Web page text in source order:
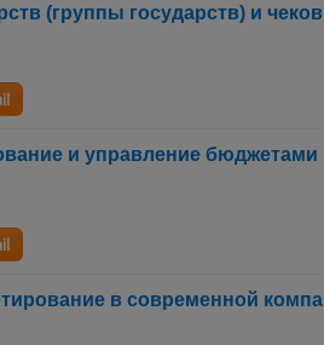
(группы государств) и чеков
и управление бюджетами
в современной